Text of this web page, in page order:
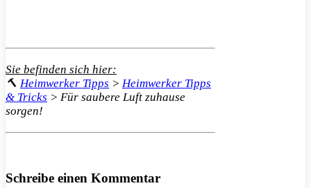
Sie befinden sich hier:
🔨 Heimwerker Tipps > Heimwerker Tipps
& Tricks > Für saubere Luft zuhause
sorgen!
Schreibe einen Kommentar